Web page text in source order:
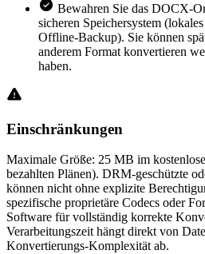
Bewahren Sie das DOCX-
sicheren Speichersystem
Offline-Backup). Sie können
anderem Format konvertieren
haben.
Einschränkungen
Maximale Größe: 25 MB im
bezahlten Plänen). DRM-geschützte
können nicht ohne explizite
spezifische proprietäre Codecs oder
Software für vollständig korrekte
Verarbeitungszeit hängt direkt von
Konvertierungs-Komplexität ab.